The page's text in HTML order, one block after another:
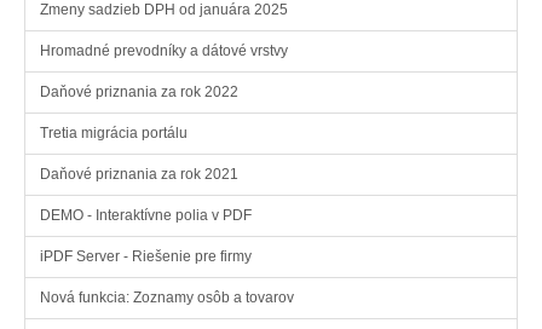
Zmeny sadzieb DPH od januára 2025
Hromadné prevodníky a dátové vrstvy
Daňové priznania za rok 2022
Tretia migrácia portálu
Daňové priznania za rok 2021
DEMO - Interaktívne polia v PDF
iPDF Server - Riešenie pre firmy
Nová funkcia: Zoznamy osôb a tovarov